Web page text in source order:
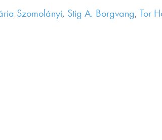
Szomolányi, Stig A. Borgvang,Tor